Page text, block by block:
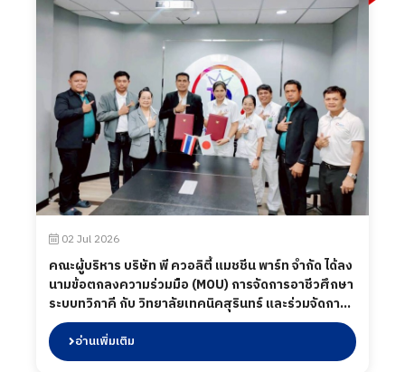
02 Jul 2026
คณะผู้บริหาร บริษัท พี ควอลิตี้ แมชชีน พาร์ท จำกัด ได้ลง
นามข้อตกลงความร่วมมือ (MOU) การจัดการอาชีวศึกษา
ระบบทวิภาคี กับ วิทยาลัยเทคนิคสุรินทร์ และร่วมจัดการ
พัฒนาหลักสูตรรายวิชาและพัฒนาแผนการฝึกอาชีพ และ
ฝึกประสบการณ์สมรรถนะวิชาชีพ เมื่อวันที่ 2 กรกฎาคม
2569
อ่านเพิ่มเติม